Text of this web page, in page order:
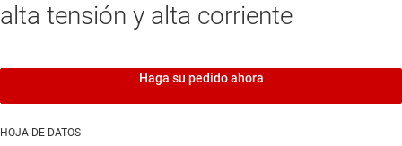
alta tensión y alta corriente
Haga su pedido ahora
HOJA DE DATOS